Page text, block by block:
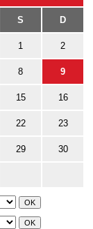
S D
1 2
8 9
15 16
22 23
29 30